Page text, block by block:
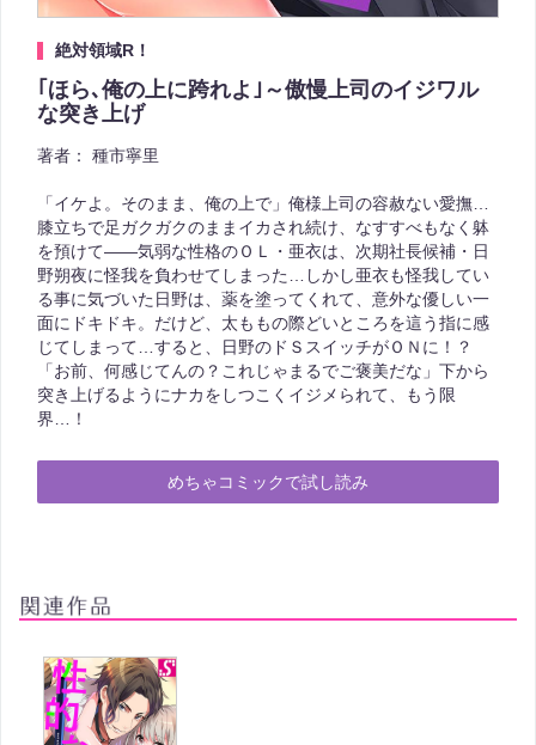
絶対領域R！
｢ほら､俺の上に跨れよ｣～傲慢上司のイジワル
な突き上げ
著者： 種市寧里
「イケよ。そのまま、俺の上で」俺様上司の容赦ない愛撫…
膝立ちで足ガクガクのままイカされ続け、なすすべもなく躰
を預けて――気弱な性格のＯＬ・亜衣は、次期社長候補・日
野朔夜に怪我を負わせてしまった…しかし亜衣も怪我してい
る事に気づいた日野は、薬を塗ってくれて、意外な優しい一
面にドキドキ。だけど、太ももの際どいところを這う指に感
じてしまって…すると、日野のドＳスイッチがＯＮに！？
「お前、何感じてんの？これじゃまるでご褒美だな」下から
突き上げるようにナカをしつこくイジメられて、もう限
界…！
めちゃコミックで試し読み